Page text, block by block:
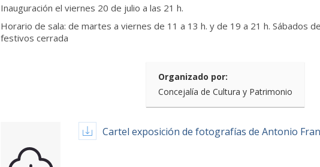
Inauguración el viernes 20 de julio a las 21 h.
Horario de sala: de martes a viernes de 11 a 13 h. y de 19 a 21 h. Sábados
festivos cerrada
Organizado por:
Concejalía de Cultura y Patrimonio
Cartel exposición de fotografías de Antonio